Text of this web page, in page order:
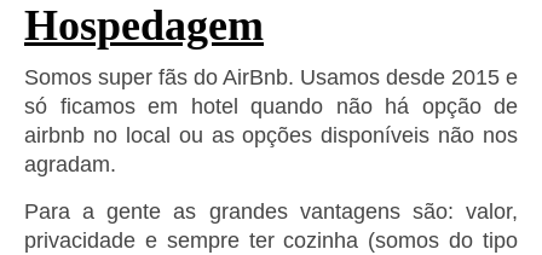
Hospedagem
Somos super fãs do AirBnb. Usamos desde 2015 e
só ficamos em hotel quando não há opção de
airbnb no local ou as opções disponíveis não nos
agradam.
Para a gente as grandes vantagens são: valor,
privacidade e sempre ter cozinha (somos do tipo